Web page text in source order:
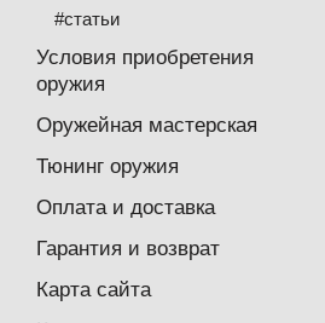
#статьи
Условия приобретения
оружия
Оружейная мастерская
Тюнинг оружия
Оплата и доставка
Гарантия и возврат
Карта сайта